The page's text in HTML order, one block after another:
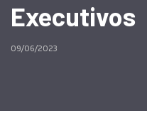
Executivos
09/06/2023